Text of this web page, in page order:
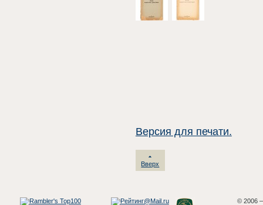
Версия для печати.
Вверх
© 2006